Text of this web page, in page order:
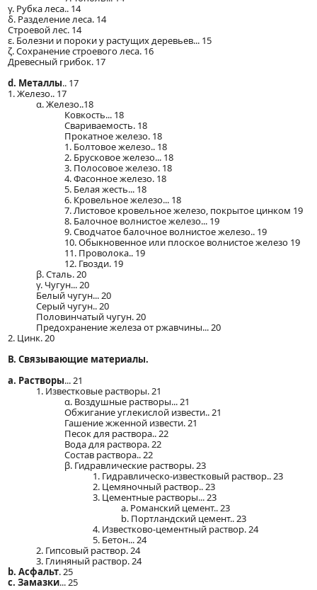
γ. Рубка леса.. 14
δ. Разделение леса. 14
Строевой лес. 14
ε. Болезни и пороки у растущих деревьев... 15
ζ. Сохранение строевого леса. 16
Древесный грибок. 17
d. Металлы.. 17
1. Железо.. 17
α. Железо..18
Ковкость... 18
Свариваемость. 18
Прокатное железо. 18
1. Болтовое железо.. 18
2. Брусковое железо... 18
3. Полосовое железо. 18
4. Фасонное железо. 18
5. Белая жесть... 18
6. Кровельное железо... 18
7. Листовое кровельное железо, покрытое цинком 19
8. Балочное волнистое железо... 19
9. Сводчатое балочное волнистое железо.. 19
10. Обыкновенное или плоское волнистое железо 19
11. Проволока.. 19
12. Гвозди. 19
β. Сталь. 20
γ. Чугун... 20
Белый чугун... 20
Серый чугун.. 20
Половинчатый чугун. 20
Предохранение железа от ржавчины... 20
2. Цинк. 20
В. Связывающие материалы.
a. Растворы... 21
1. Известковые растворы. 21
α. Воздушные растворы... 21
Обжигание углекислой извести.. 21
Гашение жженной извести. 21
Песок для раствора.. 22
Вода для раствора. 22
Состав раствора.. 22
β. Гидравлические растворы. 23
1. Гидравлическо-известковый раствор.. 23
2. Цемяночный раствор.. 23
3. Цементные растворы... 23
a. Романский цемент.. 23
b. Портландский цемент.. 23
4. Известково-цементный раствор. 24
5. Бетон... 24
2. Гипсовый раствор. 24
3. Глиняный раствор. 24
b. Асфальт. 25
c. Замазки... 25